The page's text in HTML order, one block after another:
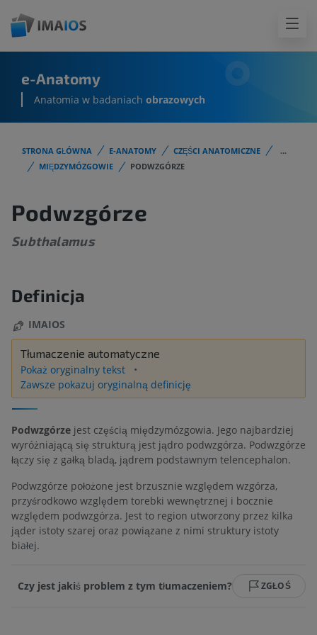
e-Anatomy
Anatomia w badaniach obrazowych
STRONA GŁÓWNA E-ANATOMY CZĘŚCI ANATOMICZNE
...
MIĘDZYMÓZGOWIE
PODWZGÓRZE
Podwzgórze
Subthalamus
Definicja
IMAIOS
Tłumaczenie automatyczne
Pokaż oryginalny tekst
Zawsze pokazuj oryginalną definicję
Podwzgórze jest częścią międzymózgowia. Jego najbardziej
wyróżniającą się strukturą jest jądro podwzgórza. Podwzgórze
łączy się z gałką bladą, jądrem podstawnym telencephalon.
Podwzgórze położone jest brzusznie względem wzgórza,
przyśrodkowo względem torebki wewnętrznej i bocznie
względem podwzgórza. Jest to region utworzony przez kilka
jąder istoty szarej oraz powiązane z nimi struktury istoty
białej.
Czy jest jakiś problem z tym tłumaczeniem? ZGŁOŚ